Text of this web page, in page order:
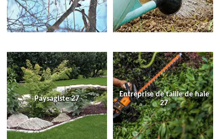
Paysagiste 27
Entreprise de taille de haie
27